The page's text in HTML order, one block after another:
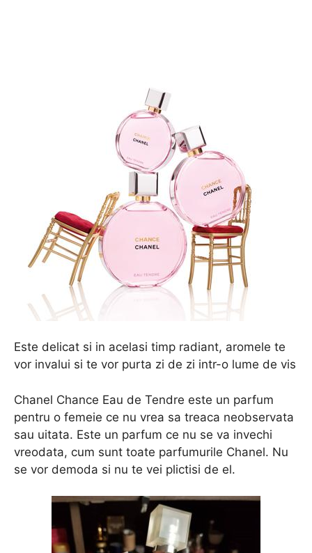
Este delicat si in acelasi timp radiant, aromele te
vor invalui si te vor purta zi de zi intr-o lume de vis
Chanel Chance Eau de Tendre este un parfum
pentru o femeie ce nu vrea sa treaca neobservata
sau uitata. Este un parfum ce nu se va invechi
vreodata, cum sunt toate parfumurile Chanel. Nu
se vor demoda si nu te vei plictisi de el.